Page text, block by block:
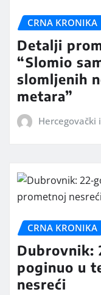
CRNA KRONIKA
Detalji
“Slomio
slomljenih
metara”
Hercegovački
CRNA KRONIKA
Dubrovnik:
poginuo u
nesreći